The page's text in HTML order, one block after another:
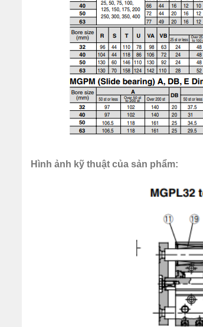
Hình ảnh kỹ thuật của sản phẩm: